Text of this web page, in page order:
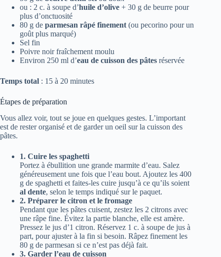
ou : 2 c. à soupe d’huile d’olive + 30 g de beurre pour
plus d’onctuosité
80 g de parmesan râpé finement (ou pecorino pour un
goût plus marqué)
Sel fin
Poivre noir fraîchement moulu
Environ 250 ml d’eau de cuisson des pâtes réservée
Temps total : 15 à 20 minutes
Étapes de préparation
Vous allez voir, tout se joue en quelques gestes. L’important
est de rester organisé et de garder un oeil sur la cuisson des
pâtes.
1. Cuire les spaghetti
Portez à ébullition une grande marmite d’eau. Salez
généreusement une fois que l’eau bout. Ajoutez les 400
g de spaghetti et faites-les cuire jusqu’à ce qu’ils soient
al dente, selon le temps indiqué sur le paquet.
2. Préparer le citron et le fromage
Pendant que les pâtes cuisent, zestez les 2 citrons avec
une râpe fine. Évitez la partie blanche, elle est amère.
Pressez le jus d’1 citron. Réservez 1 c. à soupe de jus à
part, pour ajuster à la fin si besoin. Râpez finement les
80 g de parmesan si ce n’est pas déjà fait.
3. Garder l’eau de cuisson